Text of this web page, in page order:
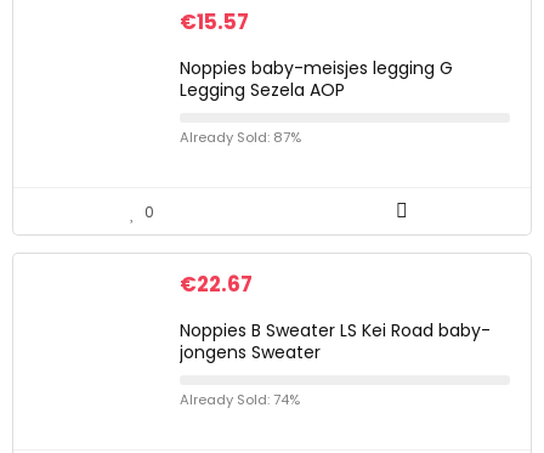
€15.57
Noppies baby-meisjes legging G
Legging Sezela AOP
Already Sold: 87%
0
€22.67
Noppies B Sweater LS Kei Road baby-
jongens Sweater
Already Sold: 74%